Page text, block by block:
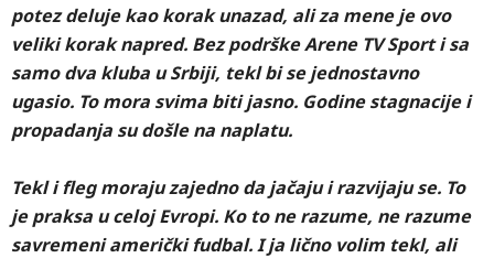
potez deluje kao korak unazad, ali za mene je ovo
veliki korak napred. Bez podrške Arene TV Sport i sa
samo dva kluba u Srbiji, tekl bi se jednostavno
ugasio. To mora svima biti jasno. Godine stagnacije i
propadanja su došle na naplatu.
Tekl i fleg moraju zajedno da jačaju i razvijaju se. To
je praksa u celoj Evropi. Ko to ne razume, ne razume
savremeni američki fudbal. I ja lično volim tekl, ali